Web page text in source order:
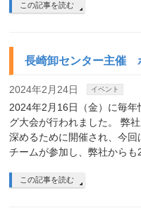
この記事を読む
長崎卸センター主催
2024年2月24日 イベント
2024年2月16日（金）に毎
グ大会が行われました。 弊
深めるために開催され、今
チームが参加し、弊社からも
この記事を読む